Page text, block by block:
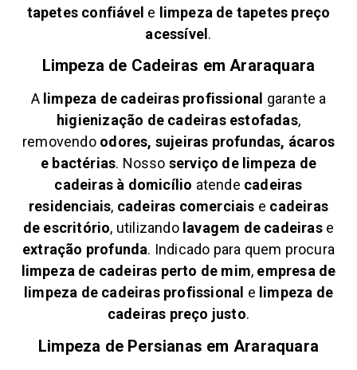
tapetes confiável e limpeza de tapetes preço
acessível .
Limpeza de Cadeiras emAraraquara
A limpeza de cadeiras profissional garante a
higienização de cadeiras estofadas,
removendoodores, sujeiras profundas, ácaros
e bactérias. Nosso serviço de limpeza de
cadeiras à domicílio atende cadeiras
residenciais, cadeiras comerciais e cadeiras
de escritório, utilizando lavagem de cadeirase
extração profunda. Indicado para quem procura
limpeza de cadeiras perto de mim, empresa de
limpeza de cadeiras profissional e limpeza de
cadeiras preço justo.
Limpeza de Persianas em Araraquara